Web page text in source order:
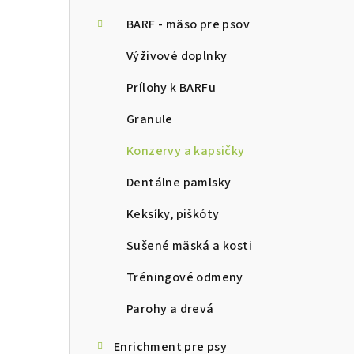
BARF - mäso pre psov
Výživové doplnky
Prílohy k BARFu
Granule
Konzervy a kapsičky
Dentálne pamlsky
Keksíky, piškóty
Sušené mäská a kosti
Tréningové odmeny
Parohy a drevá
Enrichment pre psy